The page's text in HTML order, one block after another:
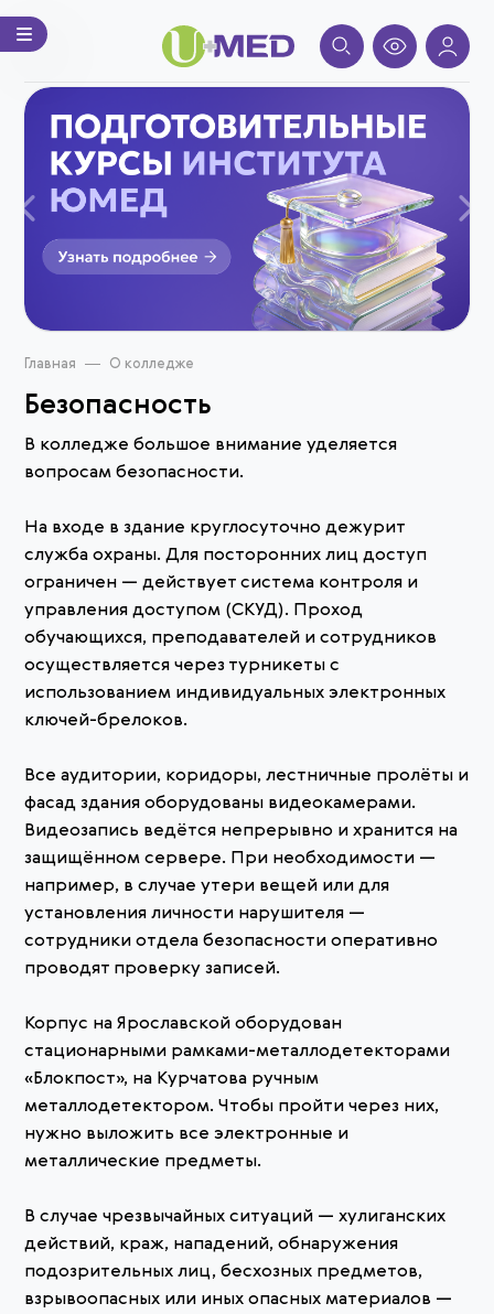
Назад
Главная О колледже
Безопасность
В колледже большое внимание уделяется
вопросам безопасности.
На входе в здание круглосуточно дежурит
служба охраны. Для посторонних лиц доступ
ограничен — действует система контроля и
управления доступом (СКУД). Проход
обучающихся, преподавателей и сотрудников
осуществляется через турникеты с
использованием индивидуальных электронных
ключей-брелоков.
Все аудитории, коридоры, лестничные пролёты и
фасад здания оборудованы видеокамерами.
Видеозапись ведётся непрерывно и хранится на
защищённом сервере. При необходимости —
например, в случае утери вещей или для
установления личности нарушителя —
сотрудники отдела безопасности оперативно
проводят проверку записей.
Корпус на Ярославской оборудован
стационарными рамками-металлодетекторами
«Блокпост», на Курчатова ручным
металлодетектором. Чтобы пройти через них,
нужно выложить все электронные и
металлические предметы.
В случае чрезвычайных ситуаций — хулиганских
действий, краж, нападений, обнаружения
подозрительных лиц, бесхозных предметов,
взрывоопасных или иных опасных материалов —